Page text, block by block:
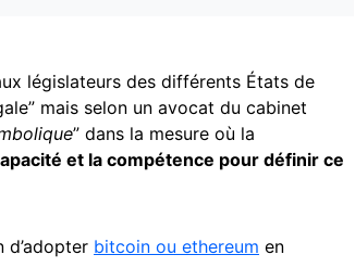
législateurs des différents États de
mais selon un avocat du cabinet
” dans la mesure où la
et la compétence pour définir ce
d’adopter bitcoin ou ethereum en